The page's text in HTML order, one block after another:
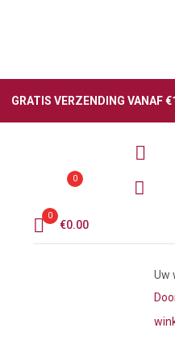
GRATIS VERZENDING VANAF
0
0
€0.00
Uw